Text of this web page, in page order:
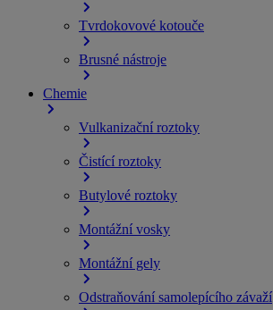
Tvrdokovové kotouče
Brusné nástroje
Chemie
Vulkanizační roztoky
Čistící roztoky
Butylové roztoky
Montážní vosky
Montážní gely
Odstraňování samolepícího závaží